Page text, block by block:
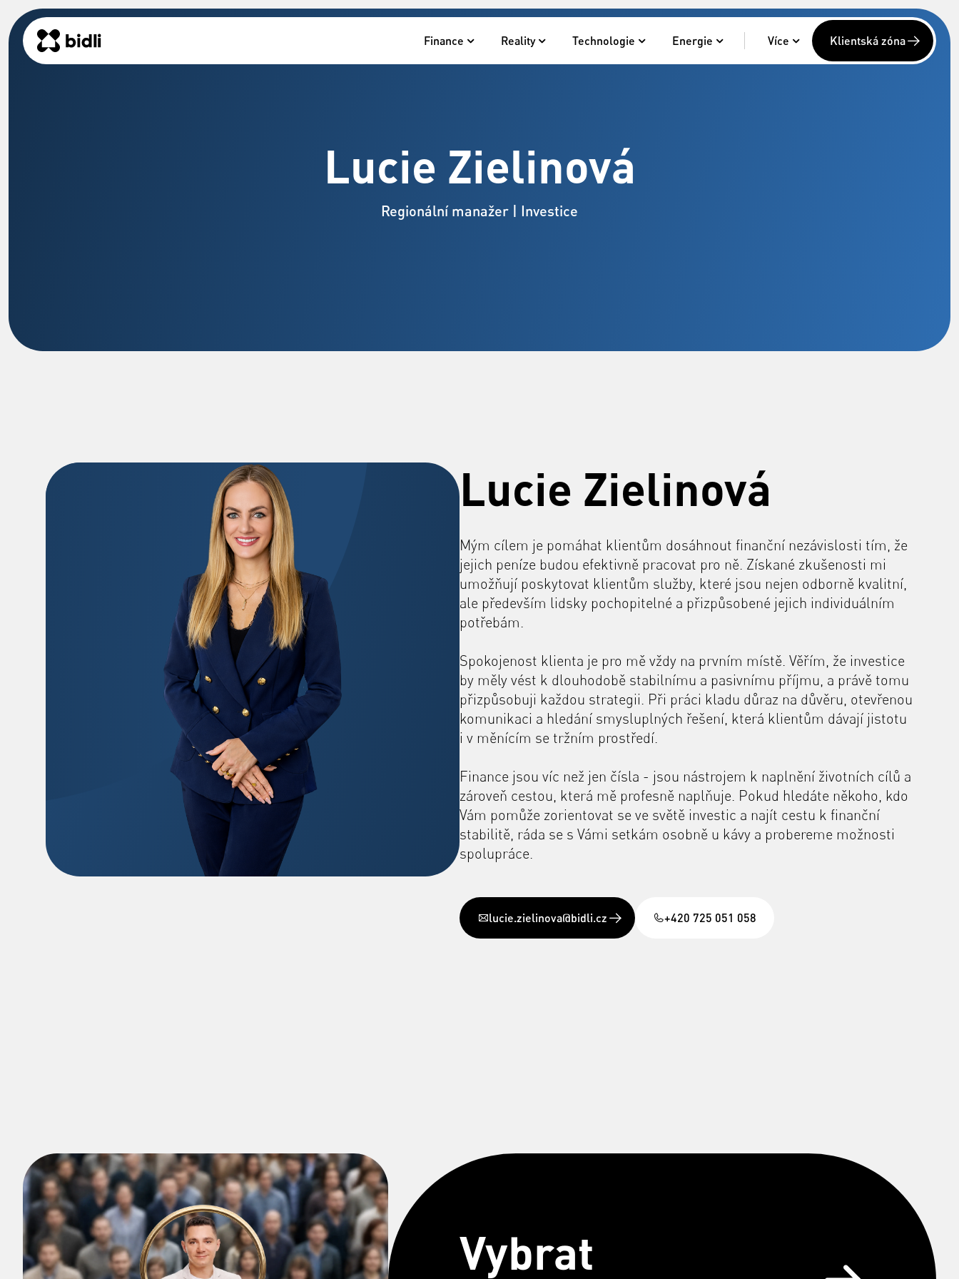
Finance Reality Technologie Energie Více Klientská zóna
Lucie Zielinová
Regionální manažer | Investice
Lucie Zielinová
Mým cílem je pomáhat klientům dosáhnout finanční nezávislosti tím, že
jejich peníze budou efektivně pracovat pro ně. Získané zkušenosti mi
umožňují poskytovat klientům služby, které jsou nejen odborně kvalitní,
ale především lidsky pochopitelné a přizpůsobené jejich individuálním
potřebám.
Spokojenost klienta je pro mě vždy na prvním místě. Věřím, že investice
by měly vést k dlouhodobě stabilnímu a pasivnímu příjmu, a právě tomu
přizpůsobuji každou strategii. Při práci kladu důraz na důvěru, otevřenou
komunikaci a hledání smysluplných řešení, která klientům dávají jistotu
i v měnícím se tržním prostředí.
Finance jsou víc než jen čísla - jsou nástrojem k naplnění životních cílů a
zároveň cestou, která mě profesně naplňuje. Pokud hledáte někoho, kdo
Vám pomůže zorientovat se ve světě investic a najít cestu k finanční
stabilitě, ráda se s Vámi setkám osobně u kávy a probereme možnosti
spolupráce.
lucie.zielinova@bidli.cz +420 725 051 058
Vybrat